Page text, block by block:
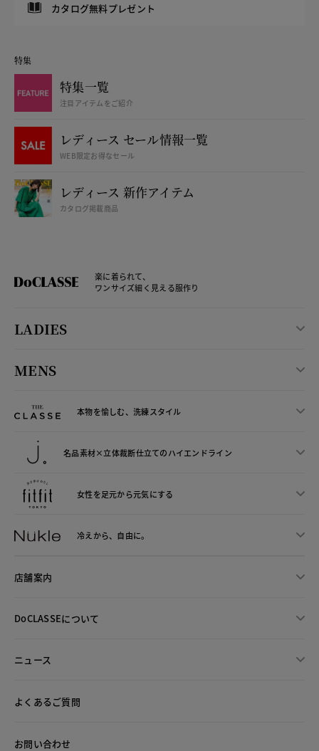
カタログ無料プレゼント
特集
特集一覧
注目アイテムをご紹介
レディース セール情報一覧
WEB限定お得なセール
レディース 新作アイテム
カタログ掲載商品
楽に着られて、
ワンサイズ細く見える服作り
LADIES
MENS
本物を愉しむ、洗練スタイル
名品素材×立体裁断仕立てのハイエンドライン
女性を足元から元気にする
冷えから、 自由に。
店舗案内
DoCLASSEについて
ニュース
よくあるご質問
お問い合わせ